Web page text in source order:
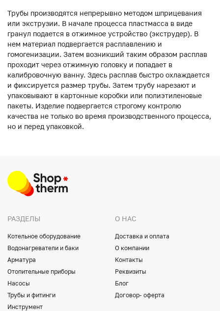
Трубы производятся непрерывно методом шприцевания
или экструзии. В начале процесса пластмасса в виде
гранул подается в отжимное устройство (экструдер). В
нем материал подвергается расплавлению и
гомогенизации. Затем возникший таким образом расплав
проходит через отжимную головку и попадает в
калибровочную ванну. Здесь расплав быстро охлаждается
и фиксируется размер трубы. Затем трубу нарезают и
упаковывают в картонные коробки или полиэтиленовые
пакеты. Изделие подвергается строгому контролю
качества не только во время производственного процесса,
но и перед упаковкой.
РАЗДЕЛЫ
Котельное оборудование
Водонагреватели и баки
Арматура
Отопительные приборы
Насосы
Трубы и фитинги
Инструмент
О НАС
Доставка и оплата
О компании
Контакты
Реквизиты
Блог
Договор- оферта